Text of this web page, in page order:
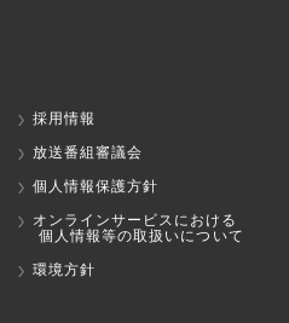
採用情報
放送番組審議会
個人情報保護方針
オンラインサービスにおける
個人情報等の取扱いについて
環境方針